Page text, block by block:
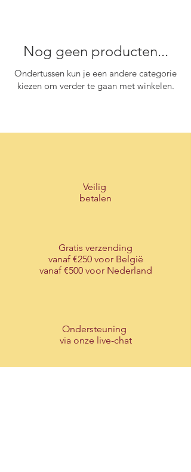
Nog geen producten...
Ondertussen kun je een andere categorie
kiezen om verder te gaan met winkelen.
Veilig
betalen
Gratis verzending
vanaf €250 voor België
vanaf €500 voor Nederland
Ondersteuning
via onze live-chat